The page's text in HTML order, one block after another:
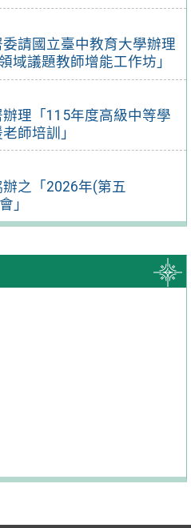
請國立臺中教育大學辦理
域議題教師增能工作坊」
理「115年度高級中等學
師培訓」
之「2026年(第五
」